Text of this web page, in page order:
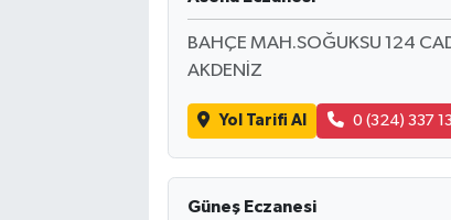
BAHÇE MAH.SOĞUKSU 124
AKDENİZ
Yol Tarifi Al 0 (324) 337
Güneş Eczanesi